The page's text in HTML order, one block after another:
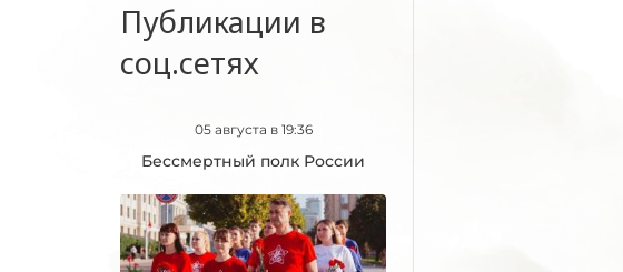
Публикации в
соц.сетях
05 августа в 19:36
Бессмертный полк России